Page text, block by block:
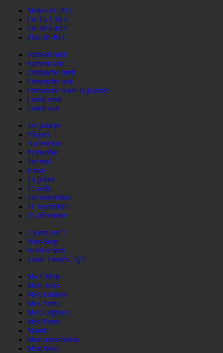
Moins de 20 €
De 15 à 30 €
De 30 à 40 €
Plus de 40 €
Samedi midi
Samedi soir
Dimanche midi
Dimanche soir
Dimanche toute la journée
Lundi midi
Lundi soir
1er janvier
Pâques
Ascencion
Pentecôte
1er mai
8 mai
14 juillet
15 août
1er novembre
11 novembre
25 décembre
7 jours sur 7
Non-Stop
Service tard
Toute l'année, 7j/7
Ma Chérie
Mon Jules
Mes Enfants
Mes Amis
Mes Copines
Mes Potes
Mamie
Mon association
Mon boss